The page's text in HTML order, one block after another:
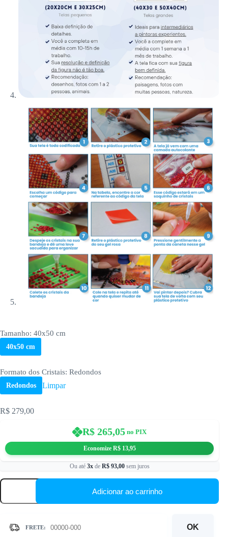
Tamanho: 40x50 cm
40x50 cm
Formato dos Cristais: Redondos
Redondos Limpar
R$ 279,00
R$ 265,05 no PIX
Economize R$13,95
Ou até 3xde R$93,00sem juros
Arranjo
Girassóis
Pintura
com
Adicionar ao carrinho
OK